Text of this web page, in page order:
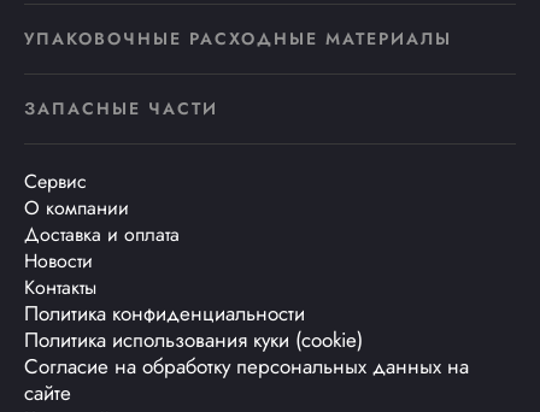
УПАКОВОЧНЫЕ РАСХОДНЫЕ МАТЕРИАЛЫ
ЗАПАСНЫЕ ЧАСТИ
Сервис
О компании
Доставка и оплата
Новости
Контакты
Политика конфиденциальности
Политика использования куки (cookie)
Согласие на обработку персональных данных на
сайте